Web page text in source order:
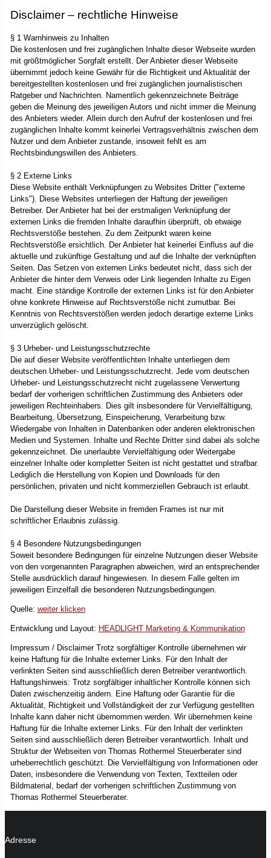
Disclaimer – rechtliche Hinweise
§ 1 Warnhinweis zu Inhalten
Die kostenlosen und frei zugänglichen Inhalte dieser Webseite wurden
mit größtmöglicher Sorgfalt erstellt. Der Anbieter dieser Webseite
übernimmt jedoch keine Gewähr für die Richtigkeit und Aktualität der
bereitgestellten kostenlosen und frei zugänglichen journalistischen
Ratgeber und Nachrichten. Namentlich gekennzeichnete Beiträge
geben die Meinung des jeweiligen Autors und nicht immer die Meinung
des Anbieters wieder. Allein durch den Aufruf der kostenlosen und frei
zugänglichen Inhalte kommt keinerlei Vertragsverhältnis zwischen dem
Nutzer und dem Anbieter zustande, insoweit fehlt es am
Rechtsbindungswillen des Anbieters.
§ 2 Externe Links
Diese Website enthält Verknüpfungen zu Websites Dritter ("externe
Links"). Diese Websites unterliegen der Haftung der jeweiligen
Betreiber. Der Anbieter hat bei der erstmaligen Verknüpfung der
externen Links die fremden Inhalte daraufhin überprüft, ob etwaige
Rechtsverstöße bestehen. Zu dem Zeitpunkt waren keine
Rechtsverstöße ersichtlich. Der Anbieter hat keinerlei Einfluss auf die
aktuelle und zukünftige Gestaltung und auf die Inhalte der verknüpften
Seiten. Das Setzen von externen Links bedeutet nicht, dass sich der
Anbieter die hinter dem Verweis oder Link liegenden Inhalte zu Eigen
macht. Eine ständige Kontrolle der externen Links ist für den Anbieter
ohne konkrete Hinweise auf Rechtsverstöße nicht zumutbar. Bei
Kenntnis von Rechtsverstößen werden jedoch derartige externe Links
unverzüglich gelöscht.
§ 3 Urheber- und Leistungsschutzrechte
Die auf dieser Website veröffentlichten Inhalte unterliegen dem
deutschen Urheber- und Leistungsschutzrecht. Jede vom deutschen
Urheber- und Leistungsschutzrecht nicht zugelassene Verwertung
bedarf der vorherigen schriftlichen Zustimmung des Anbieters oder
jeweiligen Rechteinhabers. Dies gilt insbesondere für Vervielfältigung,
Bearbeitung, Übersetzung, Einspeicherung, Verarbeitung bzw.
Wiedergabe von Inhalten in Datenbanken oder anderen elektronischen
Medien und Systemen. Inhalte und Rechte Dritter sind dabei als solche
gekennzeichnet. Die unerlaubte Vervielfältigung oder Weitergabe
einzelner Inhalte oder kompletter Seiten ist nicht gestattet und strafbar.
Lediglich die Herstellung von Kopien und Downloads für den
persönlichen, privaten und nicht kommerziellen Gebrauch ist erlaubt.
Die Darstellung dieser Website in fremden Frames ist nur mit
schriftlicher Erlaubnis zulässig.
§ 4 Besondere Nutzungsbedingungen
Soweit besondere Bedingungen für einzelne Nutzungen dieser Website
von den vorgenannten Paragraphen abweichen, wird an entsprechender
Stelle ausdrücklich darauf hingewiesen. In diesem Falle gelten im
jeweiligen Einzelfall die besonderen Nutzungsbedingungen.
Quelle: weiter klicken
Entwicklung und Layout: HEADLIGHT Marketing & Kommunikation
Impressum / Disclaimer Trotz sorgfältiger Kontrolle übernehmen wir
keine Haftung für die Inhalte externer Links. Für den Inhalt der
verlinkten Seiten sind ausschließlich deren Betreiber verantwortlich.
Haftungshinweis: Trotz sorgfältiger inhaltlicher Kontrolle können sich
Daten zwischenzeitig ändern. Eine Haftung oder Garantie für die
Aktualität, Richtigkeit und Vollständigkeit der zur Verfügung gestellten
Inhalte kann daher nicht übernommen werden. Wir übernehmen keine
Haftung für die Inhalte externer Links. Für den Inhalt der verlinkten
Seiten sind ausschließlich deren Betreiber verantwortlich. Inhalt und
Struktur der Webseiten von Thomas Rothermel Steuerberater sind
urheberrechtlich geschützt. Die Vervielfältigung von Informationen oder
Daten, insbesondere die Verwendung von Texten, Textteilen oder
Bildmaterial, bedarf der vorherigen schriftlichen Zustimmung von
Thomas Rothermel Steuerberater.
Adresse